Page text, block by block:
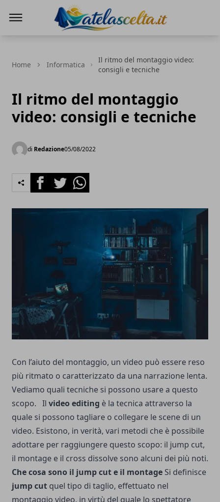
Home Informatica
Il ritmo del montaggio video:
consigli e tecniche
Il ritmo del montaggio
video: consigli e tecniche
di Redazione05/08/2022
FacebookTwitterWhatsapp
Con l’aiuto del montaggio, un video può essere reso
più ritmato o caratterizzato da una narrazione lenta.
Vediamo quali tecniche si possono usare a questo
scopo. Il video editing è la tecnica attraverso la
quale si possono tagliare o collegare le scene di un
video. Esistono, in verità, vari metodi che è possibile
adottare per raggiungere questo scopo: il jump cut,
il montage e il cross dissolve sono alcuni dei più noti.
Che cosa sono il jump cut e il montage Si definisce
jump cut quel tipo di taglio, effettuato nel
montaggio video, in virtù del quale lo spettatore